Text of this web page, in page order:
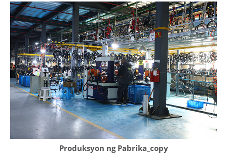
Produksyon ng Pabrika_copy